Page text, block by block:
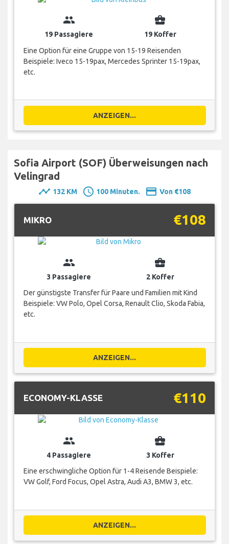
group
19 Passagiere
business_center
19 Koffer
Eine Option für eine Gruppe von 15-19 Reisenden
Beispiele: Iveco 15-19pax, Mercedes Sprinter 15-19pax,
etc.
ANZEIGEN...
Sofia Airport (SOF) Überweisungen nach
Velingrad
timeline 132 KM schedule 100 Minuten. payment Von €108
MIKRO €108
group
3 Passagiere
business_center
2 Koffer
Der günstigste Transfer für Paare und Familien mit Kind
Beispiele: VW Polo, Opel Corsa, Renault Clio, Skoda Fabia,
etc.
ANZEIGEN...
ECONOMY-KLASSE €110
group
4 Passagiere
business_center
3 Koffer
Eine erschwingliche Option für 1-4 Reisende Beispiele:
VW Golf, Ford Focus, Opel Astra, Audi A3, BMW 3, etc.
ANZEIGEN...